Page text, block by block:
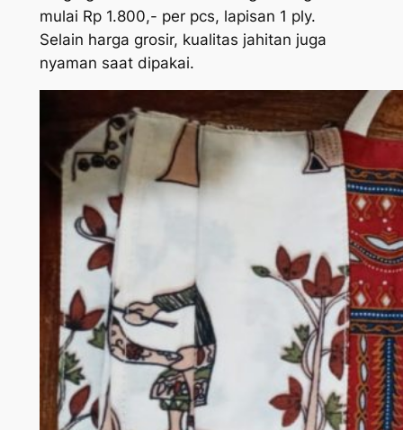
mulai Rp 1.800,- per pcs, lapisan 1 ply.
Selain harga grosir, kualitas jahitan juga
nyaman saat dipakai.